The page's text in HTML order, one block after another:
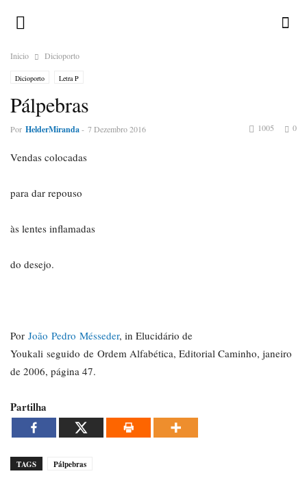
Inicio Dicioporto
Dicioporto Letra P
Pálpebras
Por HelderMiranda- 7 Dezembro 2016 0
1005
Vendas colocadas
para dar repouso
às lentes inflamadas
do desejo.
Por João Pedro Mésseder, in Elucidário de
Youkali seguido de Ordem Alfabética, Editorial Caminho, janeiro
de 2006, página 47.
Partilha
TAGS Pálpebras